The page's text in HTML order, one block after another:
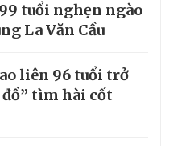
tuổi nghẹn ngào
La Văn Cầu
liên 96 tuổi trở
tìm hài cốt